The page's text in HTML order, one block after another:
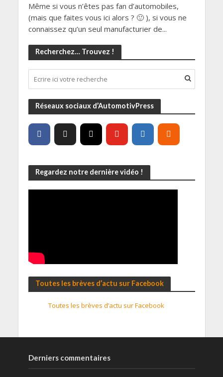
Même si vous n’êtes pas fan d’automobiles,
(mais que faites vous ici alors ? 🙂 ), si vous ne
connaissez qu’un seul manufacturier de...
Recherchez… Trouvez !
Réseaux sociaux d’AutomotivPress
Regardez notre dernière vidéo !
Toutes les brèves d’actu sur Facebook
Toutes les brèves d’actu sur Facebook
Derniers commentaires